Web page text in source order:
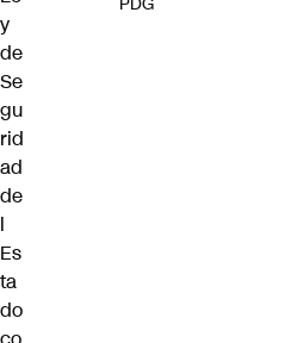
y
de
Se
gu
rid
ad
de
l
Es
ta
do